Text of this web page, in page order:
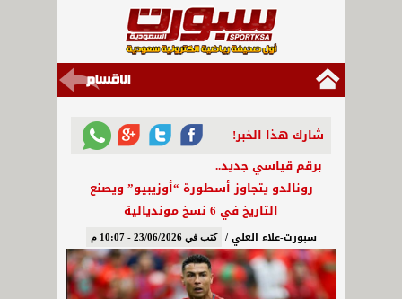
شارك هذا الخبر!
برقم قياسي جديد..
رونالدو يتجاوز أسطورة “أوزيبيو” ويصنع
التاريخ في 6 نسخ مونديالية
سبورت-علاء العلي / كتب في 23/06/2026 - 10:07 م